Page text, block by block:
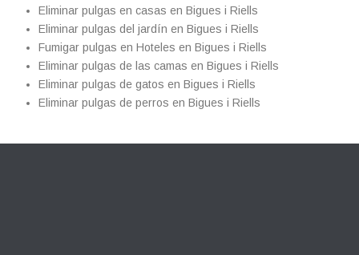
Eliminar pulgas en casas en Bigues i Riells
Eliminar pulgas del jardín en Bigues i Riells
Fumigar pulgas en Hoteles en Bigues i Riells
Eliminar pulgas de las camas en Bigues i Riells
Eliminar pulgas de gatos en Bigues i Riells
Eliminar pulgas de perros en Bigues i Riells